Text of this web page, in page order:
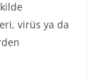
virüs ya da